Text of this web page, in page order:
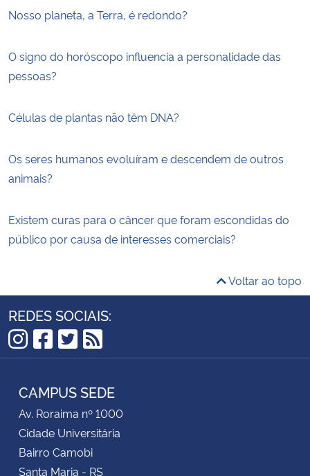
Nosso planeta, a Terra, é redondo?
O signo do horóscopo influencia a personalidade das
pessoas?
Células de plantas não têm DNA?
Os seres humanos evoluíram e descendem de outros
animais?
Existem curas para o câncer que foram escondidas do
público por causa de interesses comerciais?
Voltar ao topo
REDES SOCIAIS:
Instagram
Facebook
Twitter
RSS
CAMPUS SEDE
Av. Roraima nº 1000
Cidade Universitária
Bairro Camobi
Santa Maria - RS